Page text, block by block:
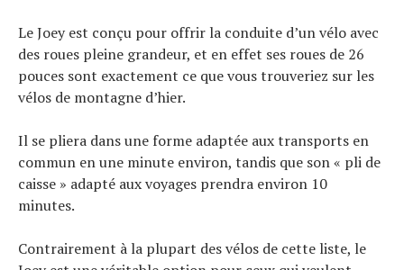
Le Joey est conçu pour offrir la conduite d’un vélo avec
des roues pleine grandeur, et en effet ses roues de 26
pouces sont exactement ce que vous trouveriez sur les
vélos de montagne d’hier.
Il se pliera dans une forme adaptée aux transports en
commun en une minute environ, tandis que son « pli de
caisse » adapté aux voyages prendra environ 10
minutes.
Contrairement à la plupart des vélos de cette liste, le